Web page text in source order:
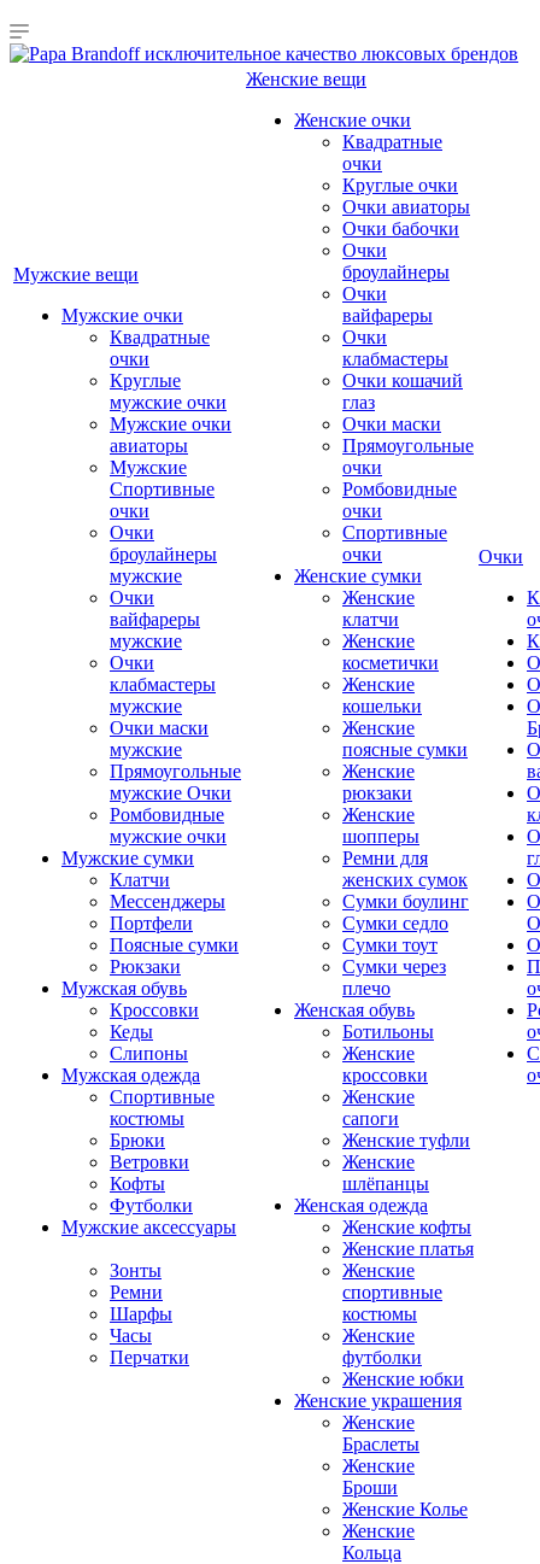
Мужские вещи
Мужские очки
Квадратные
очки
Круглые
мужские очки
Мужские очки
авиаторы
Мужские
Спортивные
очки
Очки
броулайнеры
мужские
Очки
вайфареры
мужские
Очки
клабмастеры
мужские
Очки маски
мужские
Прямоугольные
мужские Очки
Ромбовидные
мужские очки
Мужские сумки
Клатчи
Мессенджеры
Портфели
Поясные сумки
Рюкзаки
Мужская обувь
Кроссовки
Кеды
Слипоны
Мужская одежда
Спортивные
костюмы
Брюки
Ветровки
Кофты
Футболки
Мужские аксессуары
Зонты
Ремни
Шарфы
Часы
Перчатки
Женские вещи
Женские очки
Квадратные
очки
Круглые очки
Очки авиаторы
Очки бабочки
Очки
броулайнеры
Очки
вайфареры
Очки
клабмастеры
Очки кошачий
глаз
Очки маски
Прямоугольные
очки
Ромбовидные
очки
Спортивные
очки
Женские сумки
Женские
клатчи
Женские
косметички
Женские
кошельки
Женские
поясные сумки
Женские
рюкзаки
Женские
шопперы
Ремни для
женских сумок
Сумки боулинг
Сумки седло
Сумки тоут
Сумки через
плечо
Женская обувь
Ботильоны
Женские
кроссовки
Женские
сапоги
Женские туфли
Женские
шлёпанцы
Женская одежда
Женские кофты
Женские платья
Женские
спортивные
костюмы
Женские
футболки
Женские юбки
Женские украшения
Женские
Браслеты
Женские
Броши
Женские Колье
Женские
Кольца
Очки